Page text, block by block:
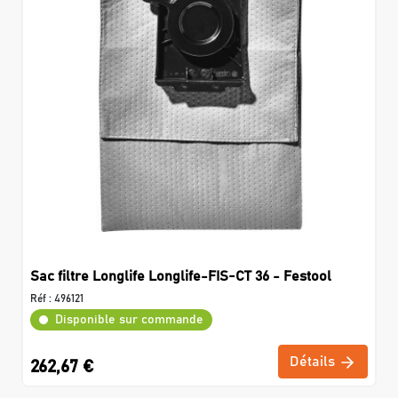
Sac filtre Longlife Longlife-FIS-CT 36 - Festool
Réf : 496121
Disponible sur commande
262,67 € Détails